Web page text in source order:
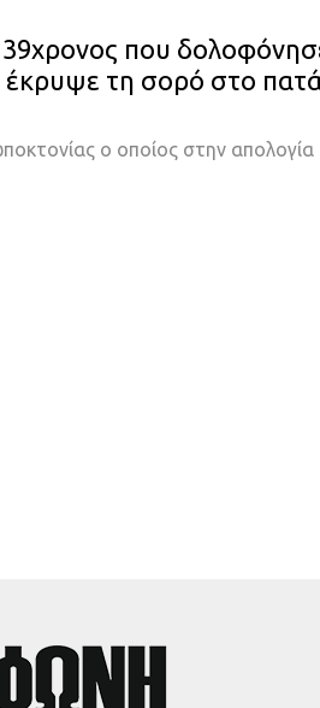
που
έκρυψε τη σορό στο
ο οποίος στην απολογία